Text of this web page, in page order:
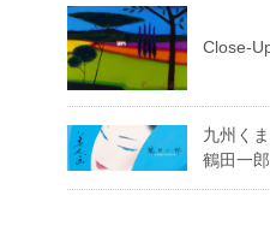
Close-
九州く
鶴田一